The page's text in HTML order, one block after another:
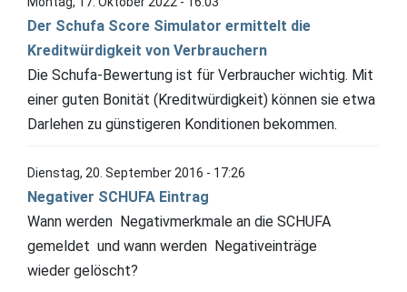
Der Schufa Score Simulator ermittelt die
Kreditwürdigkeit von Verbrauchern
Die Schufa-Bewertung ist für Verbraucher wichtig. Mit
einer guten Bonität (Kreditwürdigkeit) können sie etwa
Darlehen zu günstigeren Konditionen bekommen.
Dienstag, 20. September 2016 - 17:26
Negativer SCHUFA Eintrag
Wann werden Negativmerkmale an die SCHUFA
gemeldet und wann werden Negativeinträge
wieder gelöscht?